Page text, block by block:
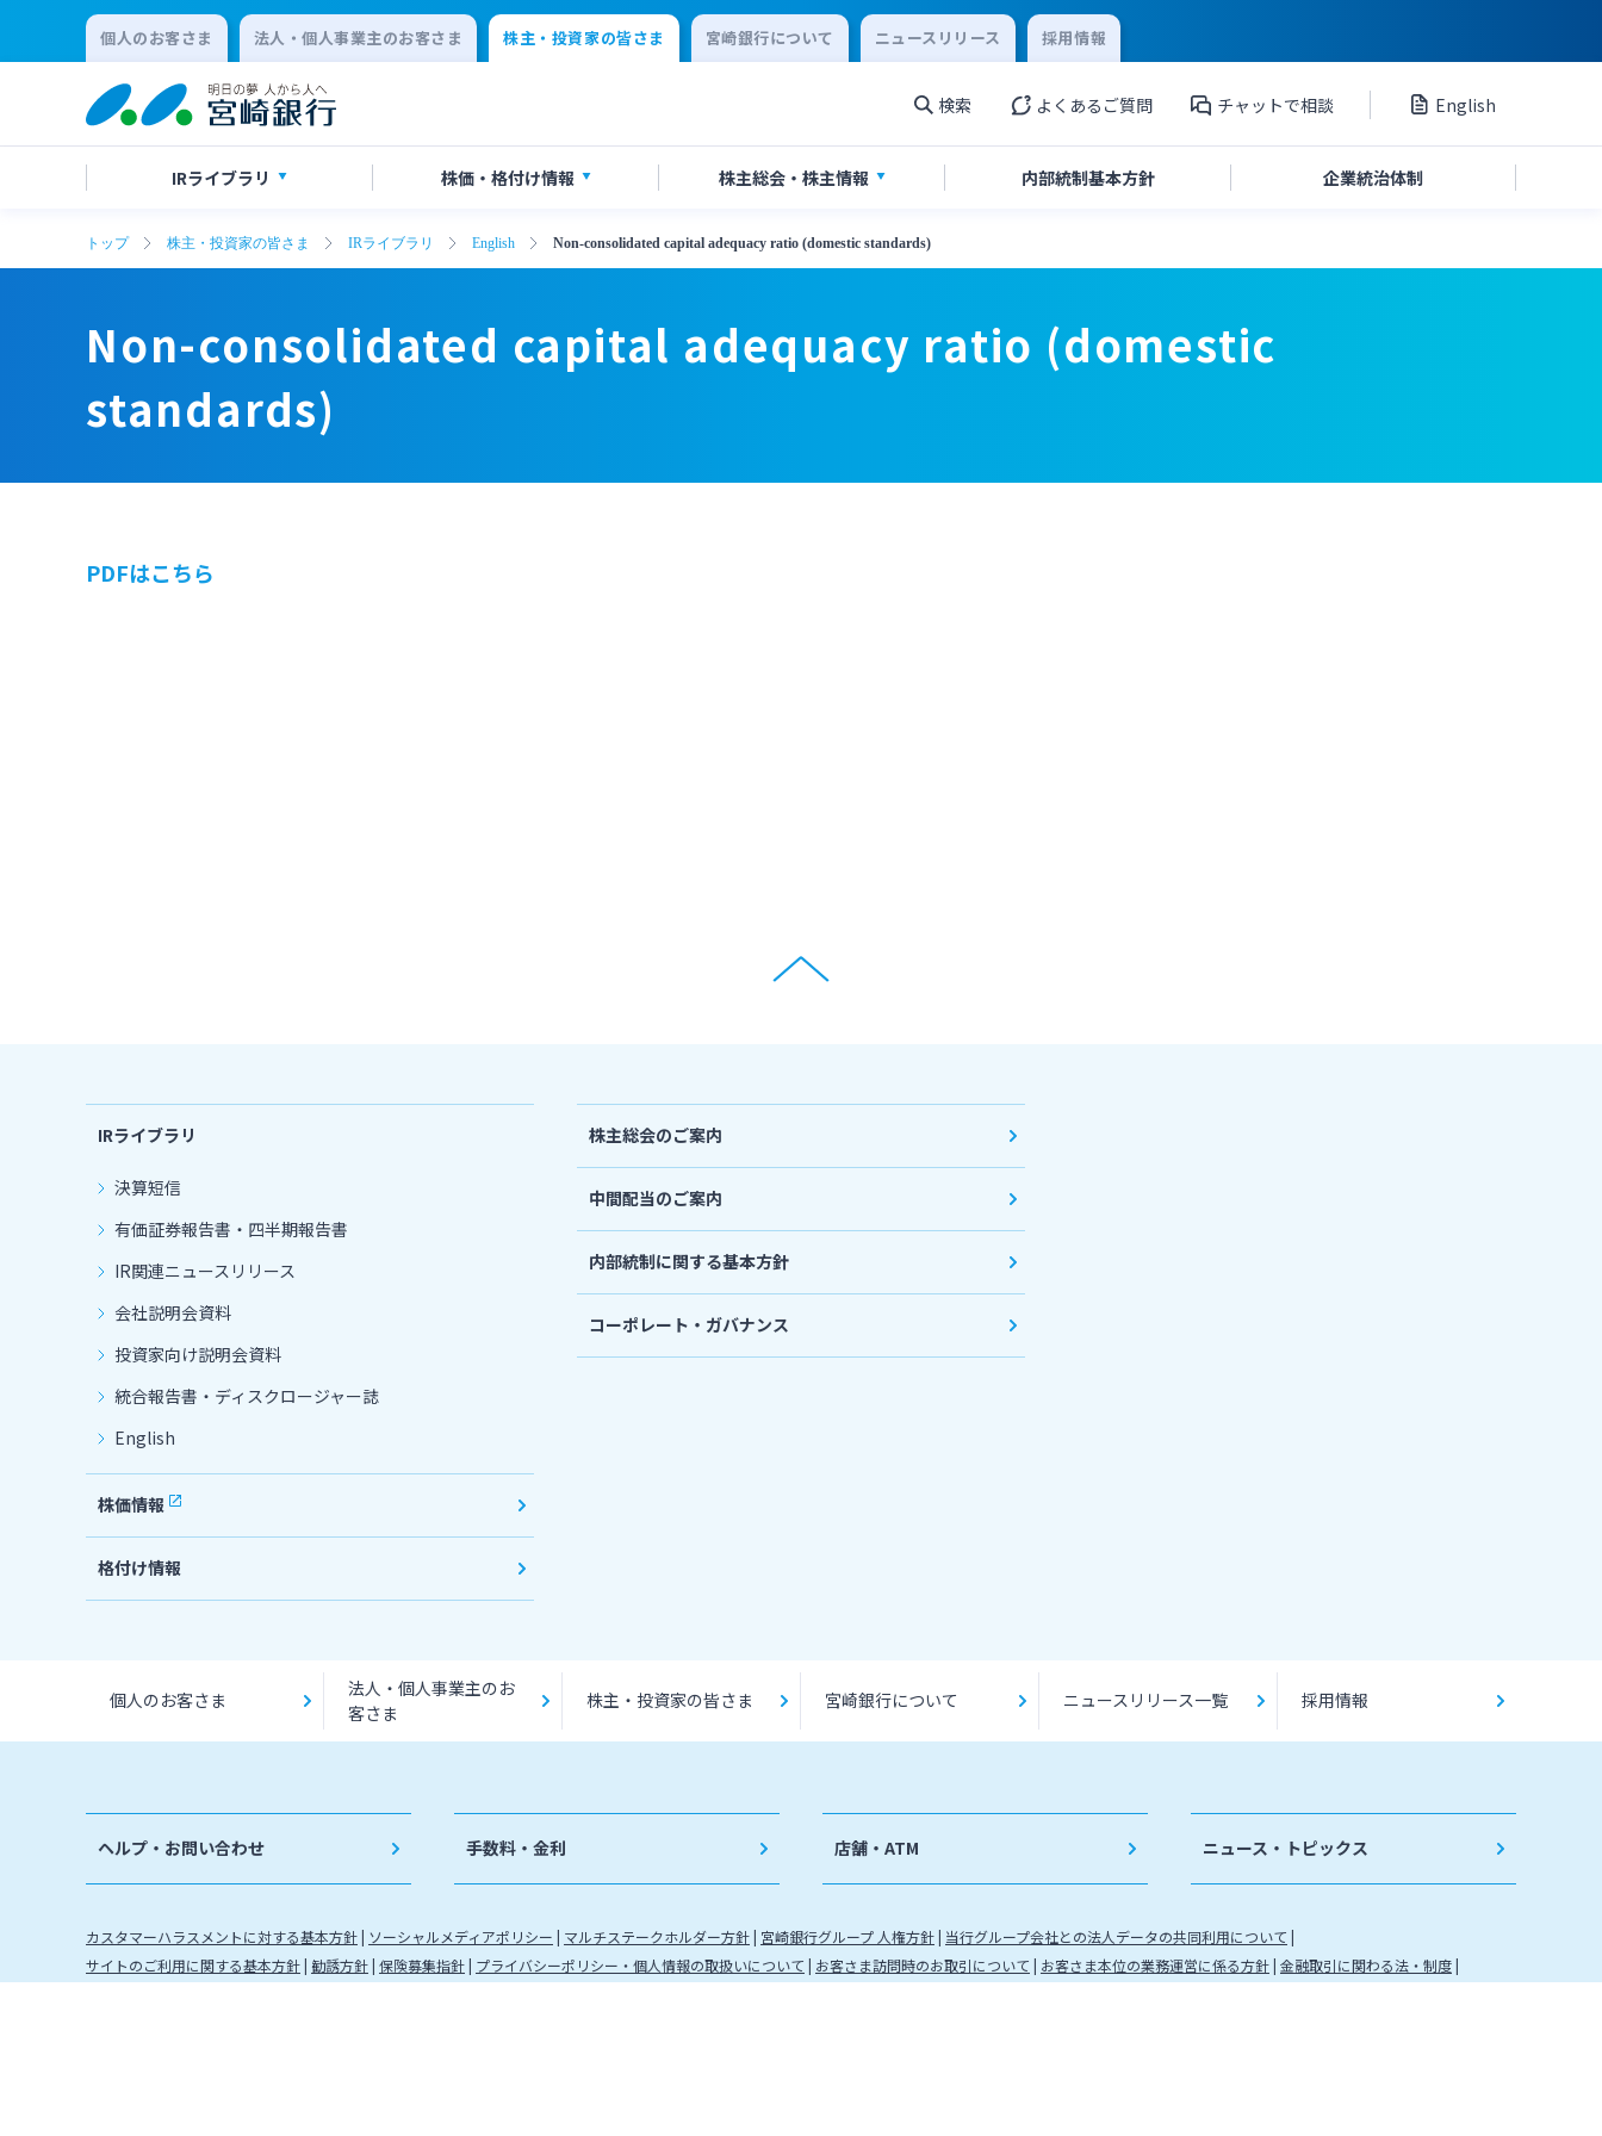
個人のお客さま 法人・個人事業主のお客さま 株主・投資家の皆さま 宮崎銀行について ニュースリリース 採用情報
検索 よくあるご質問 チャットで相談 English
IRライブラリ 株価・ 格付け情報 株主総会・ 株主情報 内部統制基本方針 企業統治体制
会社説明会資料 統合報告書・ディスクロージャー誌 English
閉じる
閉じる
standards)
standards)
トップ 株主・投資家の皆さま IRライブラリ English Non-consolidated capital adequacy ratio (domestic standards)
Non-consolidated capital adequacy ratio (domestic
standards)
PDFはこちら
IRライブラリ
決算短信
有価証券報告書・四半期報告書
IR関連ニュースリリース
会社説明会資料
投資家向け説明会資料
統合報告書・ディスクロージャー誌
English
株価情報
格付け情報
株主総会のご案内
中間配当のご案内
内部統制に関する基本方針
コーポレート・ガバナンス
個人のお客さま
法人・個人事業主のお
客さま
株主・投資家の皆さま 宮崎銀行について ニュースリリース一覧 採用情報
ヘルプ・お問い合わせ 手数料・金利 店舗・ATM ニュース・トピックス
カスタマーハラスメントに対する基本方針 ソーシャルメディアポリシー マルチステークホルダー方針 宮崎銀行グループ 人権方針 当行グループ会社との法人データの共同利用について
サイトのご利用に関する基本方針 勧誘方針 保険募集指針 プライバシーポリシー・個人情報の取扱いについて お客さま訪問時のお取引について お客さま本位の業務運営に係る方針 金融取引に関わる法・制度